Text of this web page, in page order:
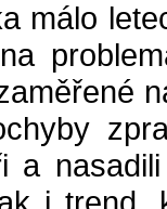
málo
a